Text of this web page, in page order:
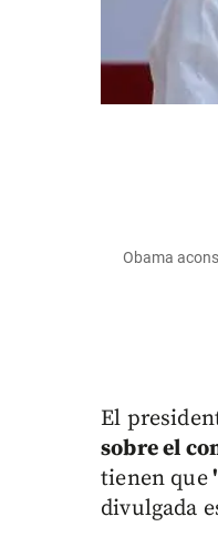
Obama
El
sobre el
tienen que
divulgada